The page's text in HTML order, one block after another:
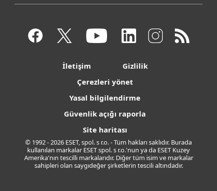
İletişim
Gizlilik
Çerezleri yönet
Yasal bilgilendirme
Güvenlik açığı raporla
Site haritası
© 1992 - 2026 ESET, spol. s r.o. - Tüm hakları saklıdır. Burada
kullanılan markalar ESET spol. s r.o.'nun ya da ESET Kuzey
Amerika'nın tescilli markalarıdır. Diğer tüm isim ve markalar
sahipleri olan saygıdeğer şirketlerin tescili altındadır.